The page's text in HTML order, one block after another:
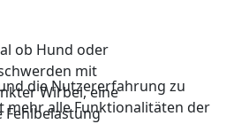
ob Hund oder
mit
Wirbel, eine
Fehlbelastung
die Nutzererfahrung zu
mehr alle Funktionalitäten der